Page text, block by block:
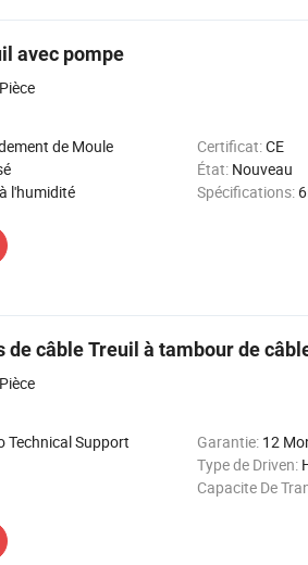
avec pompe
de Moule Certificat:CE
État: Nouveau
l'humidité Spécifications:
de câble Treuil à tambour de
Technical Support Garantie: 12
Type de Driven:
Capacite De